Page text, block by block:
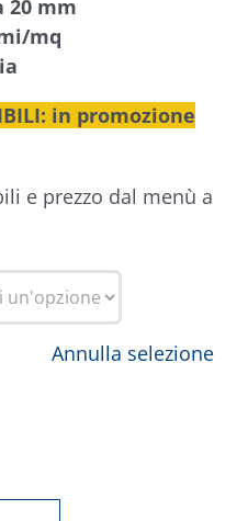
20 mm
mq
in promozione
e prezzo dal menù a
Annulla selezione